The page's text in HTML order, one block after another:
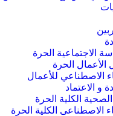
الاجتماعية الحرة
الأعمال الحرة
الاصطناعي للأعمال
و الاعتماد
الكلية الحرة
الاصطناعى الكلية الحرة